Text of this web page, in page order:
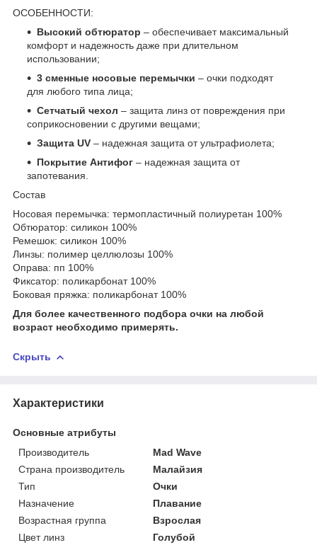
ОСОБЕННОСТИ:
Высокий обтюратор – обеспечивает максимальный
комфорт и надежность даже при длительном
использовании;
3 сменные носовые перемычки – очки подходят
для любого типа лица;
Сетчатый чехол – защита линз от повреждения при
соприкосновении с другими вещами;
Защита UV – надежная защита от ультрафиолета;
Покрытие Антифог – надежная защита от
запотевания.
Состав
Носовая перемычка: термопластичный полиуретан 100%
Обтюратор: силикон 100%
Ремешок: силикон 100%
Линзы: полимер целлюлозы 100%
Оправа: пп 100%
Фиксатор: поликарбонат 100%
Боковая пряжка: поликарбонат 100%
Для более качественного подбора очки на любой
возраст необходимо примерять.
Скрыть
Характеристики
Основные атрибуты
Производитель
Mad Wave
Страна производитель
Малайзия
Тип
Очки
Назначение
Плавание
Возрастная группа
Взрослая
Цвет линз
Голубой